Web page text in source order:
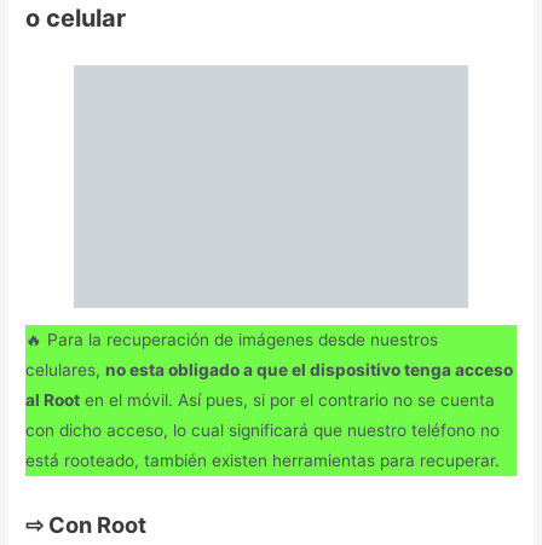
o celular
Con Root
Si vamos a recuperar fotos teniendo acceso Root, podremos
utilizar una aplicación llamadaDiskdigger Undelette (y otras
más que hablaremos en profundidad), la cual podemos
instalar directamente en nuestros dispositivos y realizar la